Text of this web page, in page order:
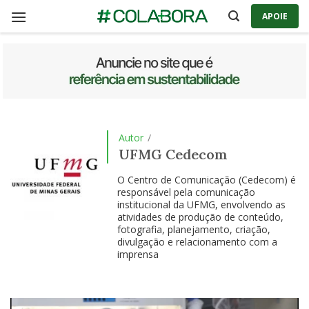
APOIE
Autor /
UFMG Cedecom
O Centro de Comunicação (Cedecom) é
responsável pela comunicação
institucional da UFMG, envolvendo as
atividades de produção de conteúdo,
fotografia, planejamento, criação,
divulgação e relacionamento com a
imprensa